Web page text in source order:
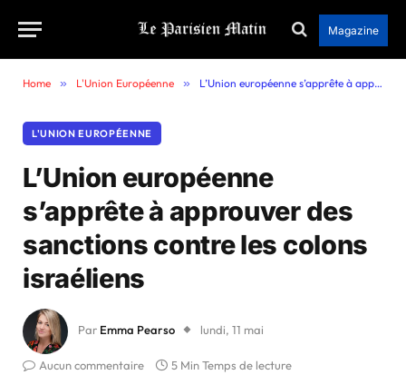
Magazine
Home » L'Union Européenne » L’Union européenne s’apprête à approuver des sanctions contre les colons israéliens
L'UNION EUROPÉENNE
L’Union européenne
s’apprête à approuver des
sanctions contre les colons
israéliens
Par Emma Pearso lundi, 11 mai
Aucun commentaire 5 Min Temps de lecture